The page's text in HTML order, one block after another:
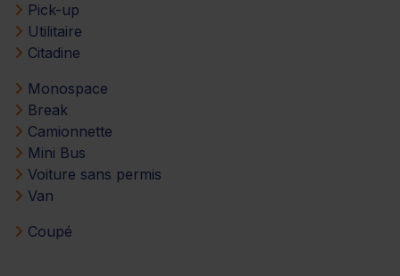
Pick-up
Utilitaire
Citadine
Monospace
Break
Camionnette
Mini Bus
Voiture sans permis
Van
Coupé